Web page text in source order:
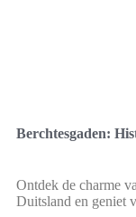
Berchtesgaden:
Ontdek de charme
Duitsland en geniet